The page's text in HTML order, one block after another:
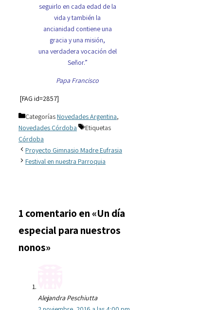
seguirlo en cada edad de la
vida y también la
ancianidad contiene una
gracia y una misión,
una verdadera vocación del
Señor.”
Papa Francisco
[FAG id=2857]
CategoríasNovedades Argentina,
Novedades Córdoba
Etiquetas
Córdoba
Proyecto Gimnasio Madre Eufrasia
Festival en nuestra Parroquia
1 comentario en «Un día
especial para nuestros
nonos»
Alejandra Peschiutta